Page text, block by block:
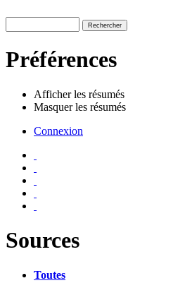
Préférences
Afficher les résumés
Masquer les résumés
Connexion
Sources
Toutes